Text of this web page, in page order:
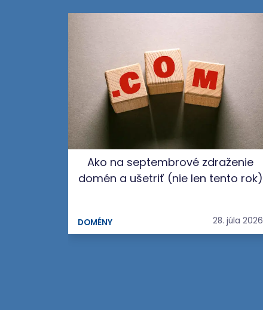
Ako na septembrové zdraženie
domén a ušetriť (nie len tento rok)
DOMÉNY 28. júla 2026